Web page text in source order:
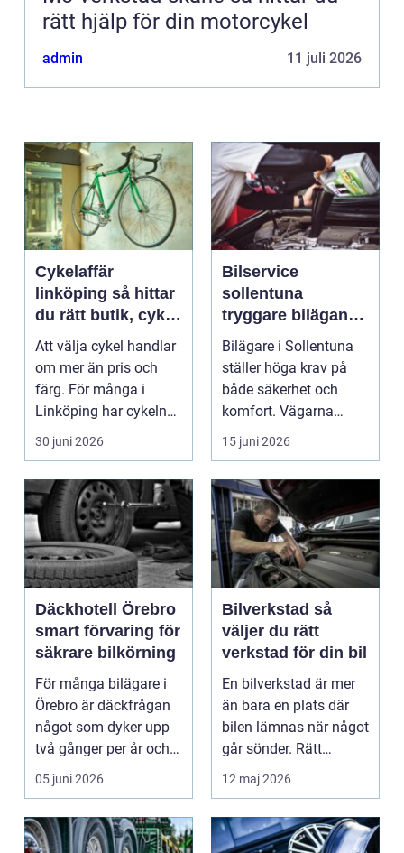
rätt hjälp för din motorcykel
admin 11 juli 2026
Cykelaffär
linköping så hittar
du rätt butik, cykel
och service
Att välja cykel handlar
om mer än pris och
färg. För många i
Linköping har cykeln
blivit en viktig d...
30 juni 2026
Bilservice
sollentuna
tryggare bilägande
året runt
Bilägare i Sollentuna
ställer höga krav på
både säkerhet och
komfort. Vägarna
växlar mellan
motorväg...
15 juni 2026
Däckhotell Örebro
smart förvaring för
säkrare bilkörning
För många bilägare i
Örebro är däckfrågan
något som dyker upp
två gånger per år och
mest känns som e...
05 juni 2026
Bilverkstad så
väljer du rätt
verkstad för din bil
En bilverkstad är mer
än bara en plats där
bilen lämnas när något
går sönder. Rätt
verkstad blir en ...
12 maj 2026